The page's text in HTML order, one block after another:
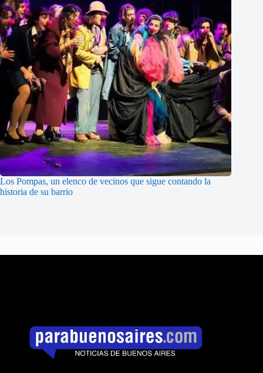
Los Pompas, un elenco de vecinos que sigue contando la
historia de su barrio